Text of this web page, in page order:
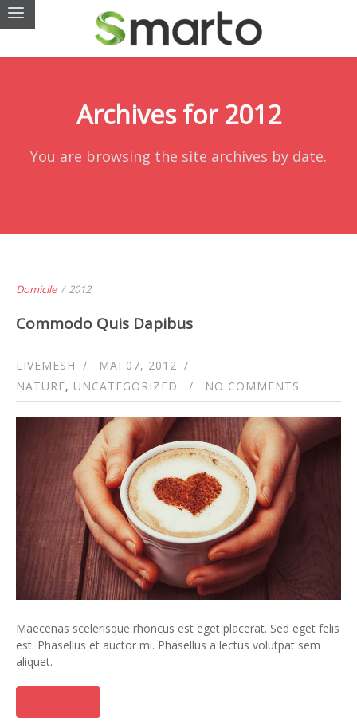
Archives for 2012
You are browsing the site archives by date.
Domicile / 2012
Commodo Quis Dapibus
LIVEMESH
MAI 07, 2012
NATURE, UNCATEGORIZED NO COMMENTS
Maecenas scelerisque rhoncus est eget placerat. Sed eget felis
est. Phasellus et auctor mi. Phasellus a lectus volutpat sem
aliquet.